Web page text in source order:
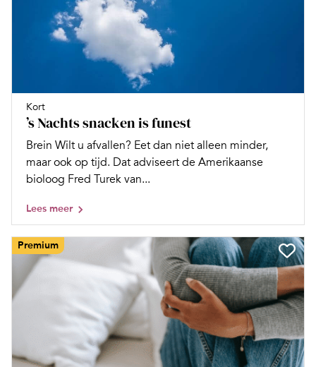
Kort
’s Nachts snacken is funest
Brein Wilt u afvallen? Eet dan niet alleen minder,
maar ook op tijd. Dat adviseert de Amerikaanse
bioloog Fred Turek van...
Lees meer
Premium